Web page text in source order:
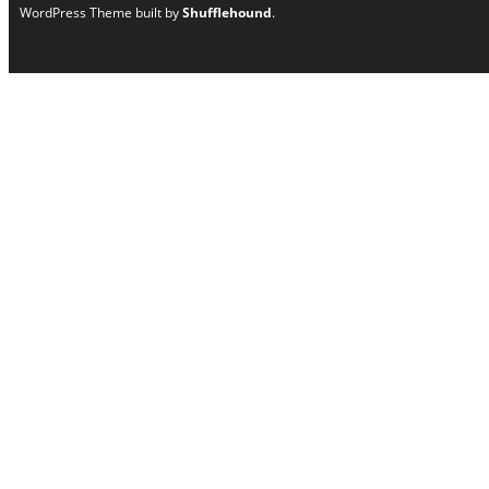
WordPress Theme built byShufflehound.